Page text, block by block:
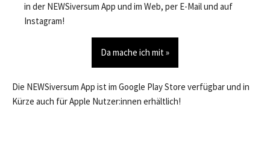
in der NEWSiversum App und im Web, per E-Mail und auf
Instagram!
Da mache ich mit »
Die NEWSiversum App ist im Google Play Store verfügbar und in
Kürze auch für Apple Nutzer:innen erhältlich!